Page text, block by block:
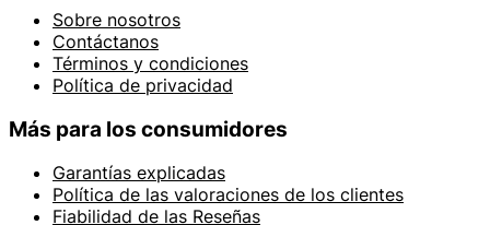
Sobre nosotros
Contáctanos
Términos y condiciones
Política de privacidad
Más para los consumidores
Garantías explicadas
Política de las valoraciones de los clientes
Fiabilidad de las Reseñas